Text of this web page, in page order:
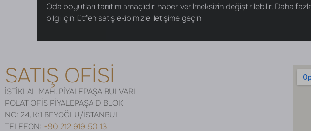
Oda boyutları tanıtım amaçlıdır, haber verilmeksizin değiştirilebilir. Daha
bilgi için lütfen satış ekibimizle iletişime geçin.
SATIŞ OFİSİ
İSTİKLAL MAH. PİYALEPAŞA BULVARI
POLAT OFİS PİYALEPAŞA D BLOK,
NO: 24, K:1 BEYOĞLU/İSTANBUL
TELEFON: +90 212 919 50 13